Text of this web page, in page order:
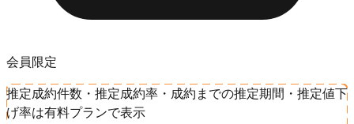
会員限定
推定成約件数・推定成約率・成約までの推定期間・推定値下
げ率は有料プランで表示